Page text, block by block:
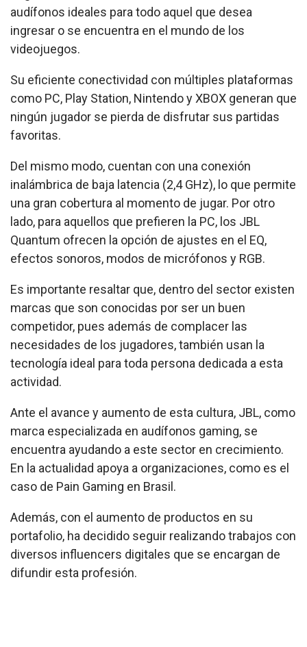
audífonos ideales para todo aquel que desea
ingresar o se encuentra en el mundo de los
videojuegos.
Su eficiente conectividad con múltiples plataformas
como PC, Play Station, Nintendo y XBOX generan que
ningún jugador se pierda de disfrutar sus partidas
favoritas.
Del mismo modo, cuentan con una conexión
inalámbrica de baja latencia (2,4 GHz), lo que permite
una gran cobertura al momento de jugar. Por otro
lado, para aquellos que prefieren la PC, los JBL
Quantum ofrecen la opción de ajustes en el EQ,
efectos sonoros, modos de micrófonos y RGB.
Es importante resaltar que, dentro del sector existen
marcas que son conocidas por ser un buen
competidor, pues además de complacer las
necesidades de los jugadores, también usan la
tecnología ideal para toda persona dedicada a esta
actividad.
Ante el avance y aumento de esta cultura, JBL, como
marca especializada en audífonos gaming, se
encuentra ayudando a este sector en crecimiento.
En la actualidad apoya a organizaciones, como es el
caso de Pain Gaming en Brasil.
Además, con el aumento de productos en su
portafolio, ha decidido seguir realizando trabajos con
diversos influencers digitales que se encargan de
difundir esta profesión.